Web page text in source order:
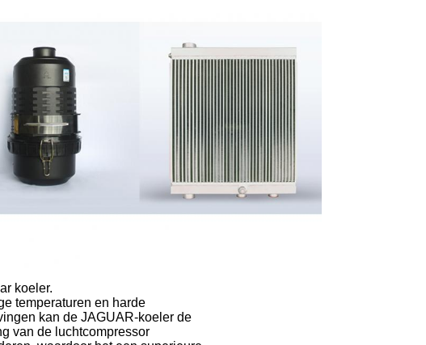
koeler.
temperaturen en harde
kan de JAGUAR-koeler de
van de luchtcompressor